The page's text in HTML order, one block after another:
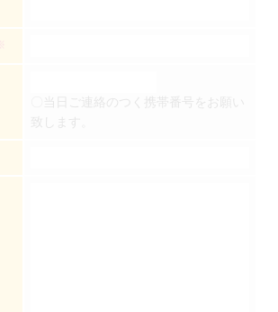
〇当日ご連絡のつく携帯番号をお願い
致します。